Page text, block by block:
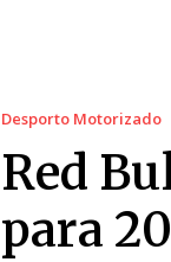
Desporto Motorizado
Red
para